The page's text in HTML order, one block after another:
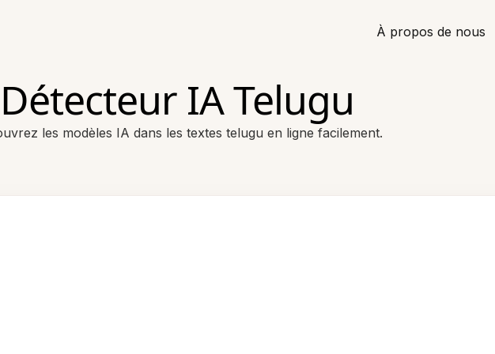
À propos de nous
Détecteur IA Telugu
les modèles IA dans les textes telugu en ligne facilement.